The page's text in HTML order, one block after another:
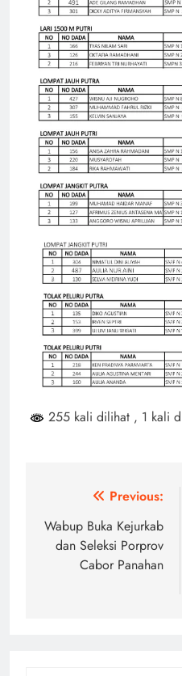
255 kali dilihat , 1 kali
Navigasi
pos
Previous:
Wabup Buka Kejurkab
dan Seleksi Porprov
Cabor Panahan